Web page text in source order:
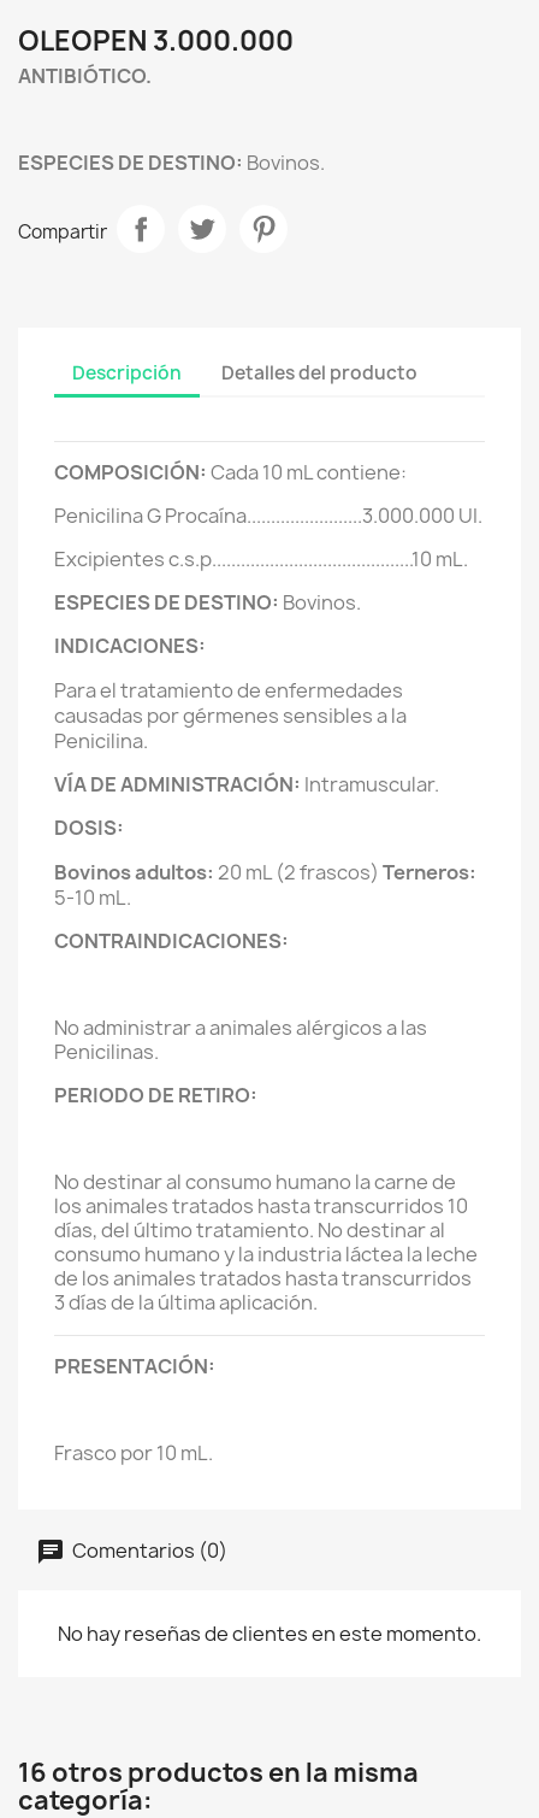
OLEOPEN 3.000.000
ANTIBIÓTICO.
ESPECIES DE DESTINO: Bovinos.
Compartir
Descripción Detalles del producto
COMPOSICIÓN: Cada 10 mL contiene:
Penicilina G Procaína........................3.000.000 UI.
Excipientes c.s.p..........................................10 mL.
ESPECIES DE DESTINO: Bovinos.
INDICACIONES:
Para el tratamiento de enfermedades
causadas por gérmenes sensibles a la
Penicilina.
VÍA DE ADMINISTRACIÓN: Intramuscular.
DOSIS:
Bovinos adultos: 20 mL (2 frascos) Terneros:
5-10 mL.
CONTRAINDICACIONES:
No administrar a animales alérgicos a las
Penicilinas.
PERIODO DE RETIRO:
No destinar al consumo humano la carne de
los animales tratados hasta transcurridos 10
días, del último tratamiento. No destinar al
consumo humano y la industria láctea la leche
de los animales tratados hasta transcurridos
3 días de la última aplicación.
PRESENTACIÓN:
Frasco por 10 mL.
Comentarios (0)
No hay reseñas de clientes en este momento.
16 otros productos en la misma
categoría: